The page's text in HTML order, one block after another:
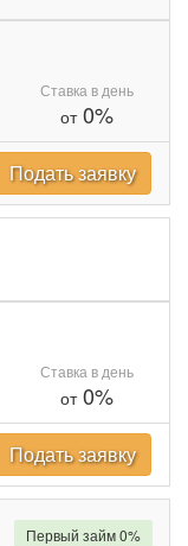
Ставка в день
от0%
Подать заявку
Ставка в день
от0%
Подать заявку
Первый займ 0%